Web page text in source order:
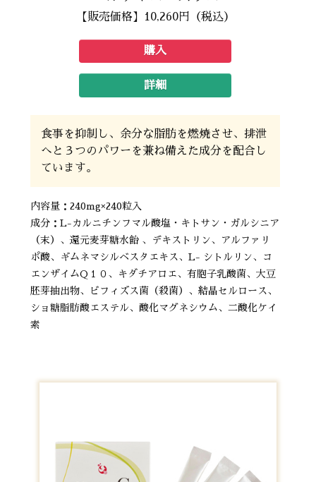
【販売価格】10,260円（税込）
購入
詳細
食事を抑制し、余分な脂肪を燃焼させ、排泄
へと３つのパワーを兼ね備えた成分を配合し
ています。
内容量：240mg×240粒入
成分：L-カルニチンフマル酸塩・キトサン・ガルシニア
（末）、還元麦芽糖水飴 、デキストリン、アルファリ
ポ酸、ギムネマシルベスタエキス、L- シトルリン、コ
エンザイムQ１０、キダチアロエ、有胞子乳酸菌、大豆
胚芽抽出物、ビフィズス菌（殺菌）、結晶セルロース、
ショ糖脂肪酸エステル、酸化マグネシウム、二酸化ケイ
素